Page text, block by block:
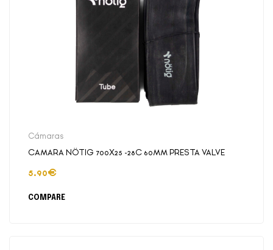
Cámaras
CAMARA NÖTIG 700X25 -28C 60MM PRESTA VALVE
5.90€
COMPARE